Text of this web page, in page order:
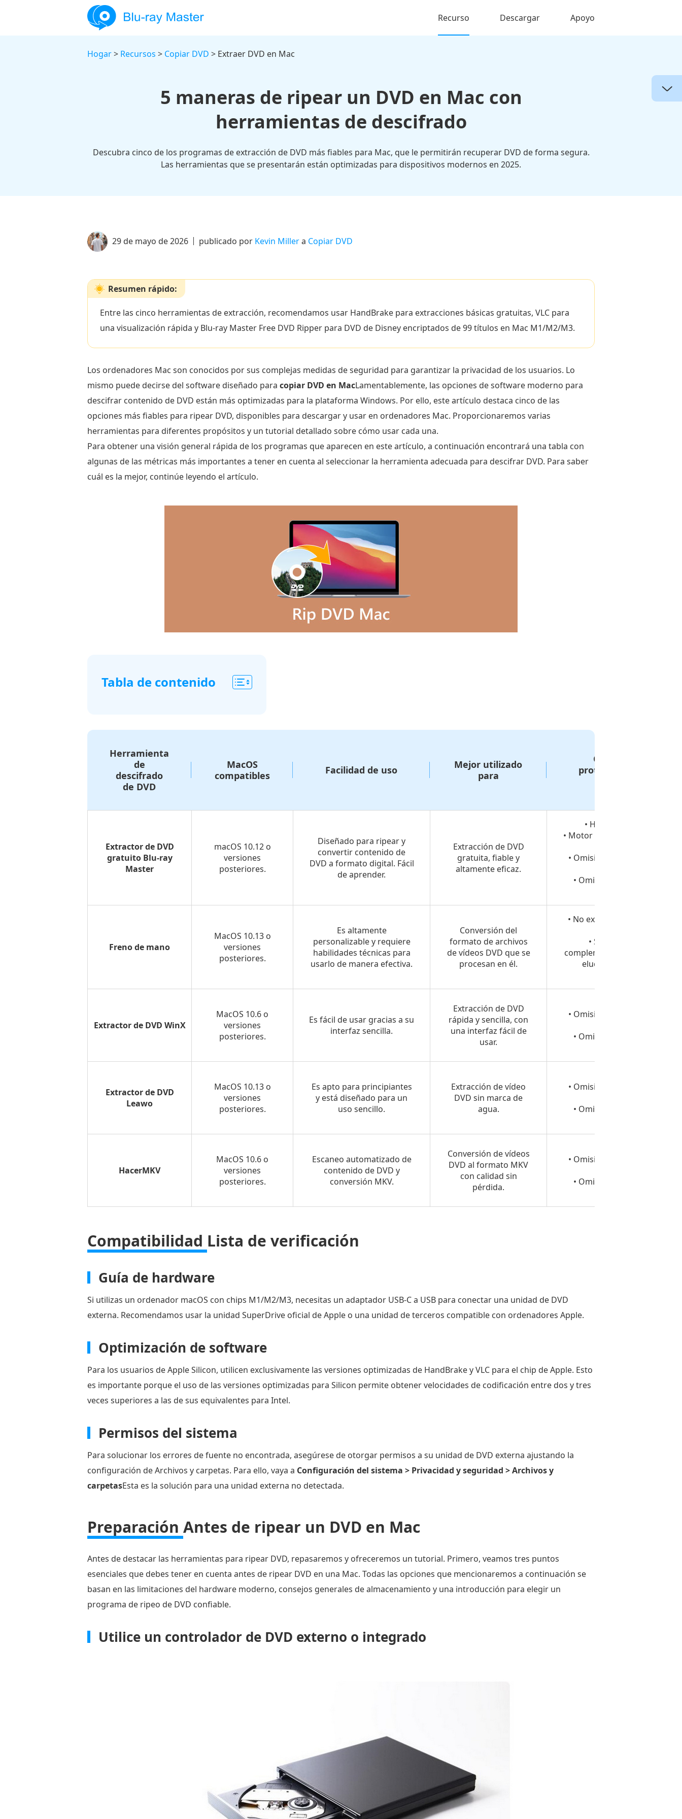
Recurso Descargar Apoyo
Hogar> Recursos > Copiar DVD > Extraer DVD en Mac
5 maneras de ripear un DVD en Mac con
herramientas de descifrado
Descubra cinco de los programas de extracción de DVD más fiables para Mac, que le permitirán recuperar DVD de forma segura.
Las herramientas que se presentarán están optimizadas para dispositivos modernos en 2025.
29 de mayo de 2026 publicado por Kevin Millera Copiar DVD
Resumen rápido:
Entre las cinco herramientas de extracción, recomendamos usar HandBrake para extracciones básicas gratuitas, VLC para
una visualización rápida y Blu-ray Master Free DVD Ripper para DVD de Disney encriptados de 99 títulos en Mac M1/M2/M3.
Los ordenadores Mac son conocidos por sus complejas medidas de seguridad para garantizar la privacidad de los usuarios. Lo
mismo puede decirse del software diseñado para copiar DVD en MacLamentablemente, las opciones de software moderno para
descifrar contenido de DVD están más optimizadas para la plataforma Windows. Por ello, este artículo destaca cinco de las
opciones más fiables para ripear DVD, disponibles para descargar y usar en ordenadores Mac. Proporcionaremos varias
herramientas para diferentes propósitos y un tutorial detallado sobre cómo usar cada una.
Para obtener una visión general rápida de los programas que aparecen en este artículo, a continuación encontrará una tabla con
algunas de las métricas más importantes a tener en cuenta al seleccionar la herramienta adecuada para descifrar DVD. Para saber
cuál es la mejor, continúe leyendo el artículo.
Tabla de contenido
de
compatibilidad
Preparación
de
DVD
Master
con
DVD
Mac
WinX
DVD
Método
Copiar
DVD
en
con
DVD
Ripper
Método
DVD
Mac
con
MakeMKV
Preguntas
sobre
Herramienta
de
descifrado
de DVD
MacOS
compatibles
Facilidad de uso
Mejor utilizado
para
Omisión de
protección contra
Extractor de DVD
gratuito Blu-ray
Master
macOS 10.12 o
versiones
posteriores.
Diseñado para ripear y
convertir contenido de
DVD a formato digital. Fácil
de aprender.
Extracción de DVD
gratuita, fiable y
altamente eficaz.
• Hyper-threading
• Motor de supercodificación
• Omisión de la protección
• Omisión del código de
Freno de mano
MacOS 10.13 o
versiones
posteriores.
Es altamente
personalizable y requiere
habilidades técnicas para
usarlo de manera efectiva.
Conversión del
formato de archivos
de vídeos DVD que se
procesan en él.
• No existe ninguna opción
• Se requiere un
complemento adicional para
eludir la protección
Extractor de DVD WinX
MacOS 10.6 o
versiones
posteriores.
Es fácil de usar gracias a su
interfaz sencilla.
Extracción de DVD
rápida y sencilla, con
una interfaz fácil de
usar.
• Omisión de la protección
• Omisión del código de
Extractor de DVD
Leawo
MacOS 10.13 o
versiones
posteriores.
Es apto para principiantes
y está diseñado para un
uso sencillo.
Extracción de vídeo
DVD sin marca de
agua.
• Omisión de la protección
• Omisión del código de
HacerMKV
MacOS 10.6 o
versiones
posteriores.
Escaneo automatizado de
contenido de DVD y
conversión MKV.
Conversión de vídeos
DVD al formato MKV
con calidad sin
pérdida.
• Omisión de la protección
• Omisión del código de
Compatibilidad Lista de verificación
Guía de hardware
Si utilizas un ordenador macOS con chips M1/M2/M3, necesitas un adaptador USB-C a USB para conectar una unidad de DVD
externa. Recomendamos usar la unidad SuperDrive oficial de Apple o una unidad de terceros compatible con ordenadores Apple.
Optimización de software
Para los usuarios de Apple Silicon, utilicen exclusivamente las versiones optimizadas de HandBrake y VLC para el chip de Apple. Esto
es importante porque el uso de las versiones optimizadas para Silicon permite obtener velocidades de codificación entre dos y tres
veces superiores a las de sus equivalentes para Intel.
Permisos del sistema
Para solucionar los errores de fuente no encontrada, asegúrese de otorgar permisos a su unidad de DVD externa ajustando la
configuración de Archivos y carpetas. Para ello, vaya a Configuración del sistema > Privacidad y seguridad > Archivos y
carpetasEsta es la solución para una unidad externa no detectada.
Preparación Antes de ripear un DVD en Mac
Antes de destacar las herramientas para ripear DVD, repasaremos y ofreceremos un tutorial. Primero, veamos tres puntos
esenciales que debes tener en cuenta antes de ripear DVD en una Mac. Todas las opciones que mencionaremos a continuación se
basan en las limitaciones del hardware moderno, consejos generales de almacenamiento y una introducción para elegir un
programa de ripeo de DVD confiable.
Utilice un controlador de DVD externo o integrado